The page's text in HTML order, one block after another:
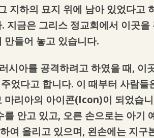
지하의 묘지 위에 남아 있었다고
금은 그리스 정교회에서 이곳
들어 놓고 있습니다.
시아를 공격하려고 하였을 때,
다고 합니다. 이 때부터 사람들
리아의 아이콘(Icon)이 되었습
안고 있고, 오른 손으로는 아기
여 올리고 있으며, 왼손에는 지구